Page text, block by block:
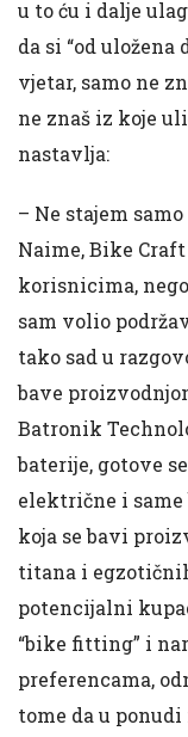
u to ću i dalje
da si “od
vjetar, samo ne
ne znaš iz koje
nastavlja:
– Ne stajem
Naime, Bike
korisnicima,
sam volio
tako sad u
bave
Batronik
baterije, gotove
električne i
koja se bavi
titana i
potencijalni
“bike fitting” i
preferencama,
tome da u